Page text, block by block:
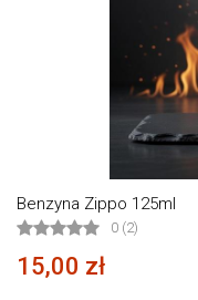
Benzyna Zippo 125ml
0 (2)
15,00 zł